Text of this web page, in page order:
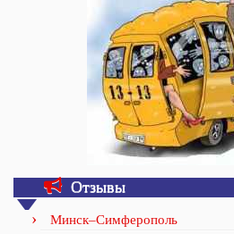
Отзывы
Минск–Симферополь